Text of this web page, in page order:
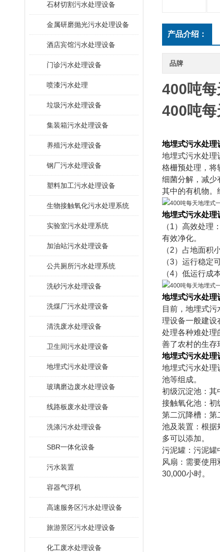
石材切割污水处理设备
金属研磨抛光污水处理设备
酒店宾馆污水处理设备
门诊污水处理设备
喷漆污水处理
垃圾污水处理设备
集装箱污水处理设备
养殖污水处理设备
钢厂污水处理设备
塑料加工污水处理设备
生物接触氧化污水处理系统
​实验室污水处理系统
加油站污水处理设备
公共厕所污水处理系统
洗砂污水处理设备
洗煤厂污水处理设备
清洗废水处理设备
卫生间污水处理设备
地埋式污水处理设备
玻璃磨边废水处理设备
线路板废水处理设备
洗涤污水处理设备
SBR一体化设备
污水装置
容器气浮机
高速服务区污水处理设备
旅游景区污水处理设备
化工废水处理设备
产品介绍：
品牌
400吨
400吨
地埋式污水处理
地埋式污水处理
格栅预处理，将
细菌分解，减少
其中的有机物。
地埋式污水处理
（1）高效处理
有效净化。
（2）占地面积
（3）运行稳定
（4）低运行成
地埋式污水处理
目前，地埋式
理设备一般建设
处理各种难处理
善了农村的生存
地埋式污水处理
地埋式污水处理
池等组成。
初级沉淀池：其
接触氧化池：初
第二沉降槽：第
池及装置：根据
多可以添加。
污泥罐：污泥罐
风扇：需要使
30,000小时。